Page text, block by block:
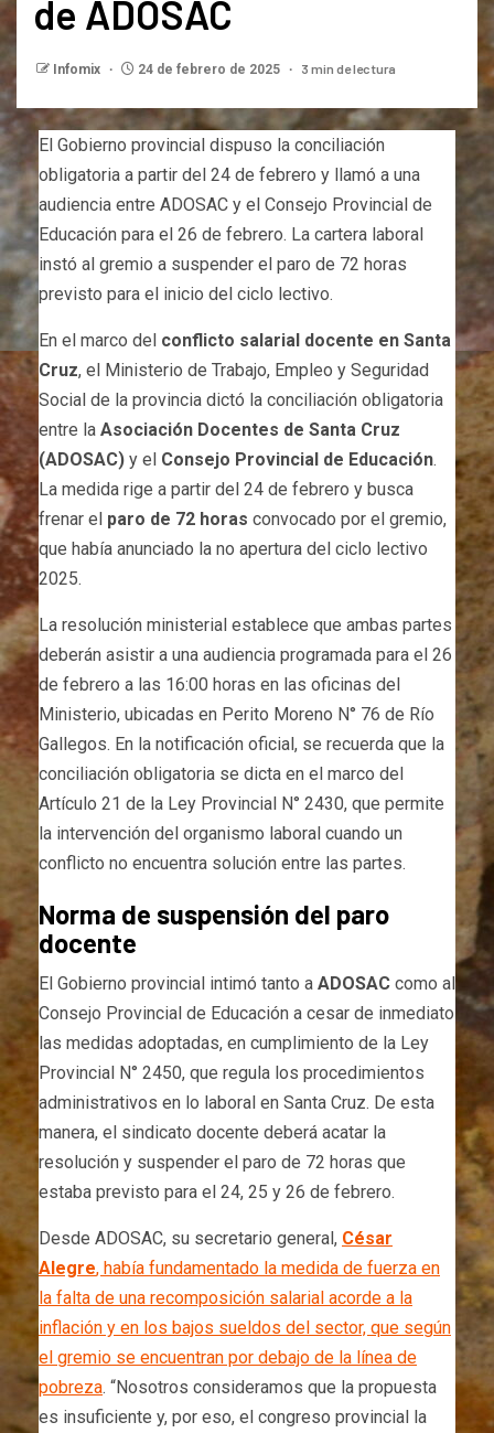
de ADOSAC
Infomix 24 de febrero de 2025 3 min de lectura
El Gobierno provincial dispuso la conciliación
obligatoria a partir del 24 de febrero y llamó a una
audiencia entre ADOSAC y el Consejo Provincial de
Educación para el 26 de febrero. La cartera laboral
instó al gremio a suspender el paro de 72 horas
previsto para el inicio del ciclo lectivo.
En el marco del conflicto salarial docente en Santa
Cruz, el Ministerio de Trabajo, Empleo y Seguridad
Social de la provincia dictó la conciliación obligatoria
entre la Asociación Docentes de Santa Cruz
(ADOSAC) y el Consejo Provincial de Educación.
La medida rige a partir del 24 de febrero y busca
frenar el paro de 72 horas convocado por el gremio,
que había anunciado la no apertura del ciclo lectivo
2025.
La resolución ministerial establece que ambas partes
deberán asistir a una audiencia programada para el 26
de febrero a las 16:00 horas en las oficinas del
Ministerio, ubicadas en Perito Moreno N° 76 de Río
Gallegos. En la notificación oficial, se recuerda que la
conciliación obligatoria se dicta en el marco del
Artículo 21 de la Ley Provincial N° 2430, que permite
la intervención del organismo laboral cuando un
conflicto no encuentra solución entre las partes.
Norma de suspensión del paro
docente
El Gobierno provincial intimó tanto a ADOSAC como al
Consejo Provincial de Educación a cesar de inmediato
las medidas adoptadas, en cumplimiento de la Ley
Provincial N° 2450, que regula los procedimientos
administrativos en lo laboral en Santa Cruz. De esta
manera, el sindicato docente deberá acatar la
resolución y suspender el paro de 72 horas que
estaba previsto para el 24, 25 y 26 de febrero.
Desde ADOSAC, su secretario general, César
Alegre, había fundamentado la medida de fuerza en
la falta de una recomposición salarial acorde a la
inflación y en los bajos sueldos del sector, que según
el gremio se encuentran por debajo de la línea de
pobreza. “Nosotros consideramos que la propuesta
es insuficiente y, por eso, el congreso provincial la